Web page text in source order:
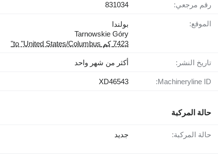
رقم مرجعي: 831034
الموقع:
بولندا
Tarnowskie Góry
7423 كم to "United States/Columbus"
تاريخ النشر: أكثر من شهر واحد
Machineryline ID:
XD46543
حالة المركبة
حالة المركبة: جديد